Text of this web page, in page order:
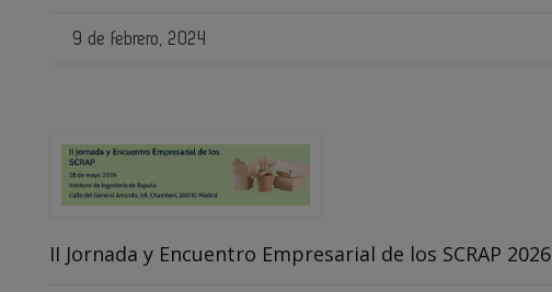
9 de febrero, 2024
II Jornada y Encuentro Empresarial de los SCRAP 2026